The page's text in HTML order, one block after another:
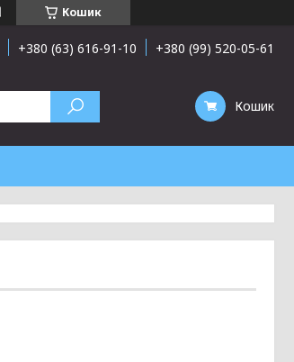
Кошик
+380 (63) 616-91-10 +380 (99) 520-05-61
Кошик